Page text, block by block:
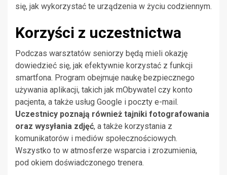
się, jak wykorzystać te urządzenia w życiu codziennym.
Korzyści z uczestnictwa
Podczas warsztatów seniorzy będą mieli okazję
dowiedzieć się, jak efektywnie korzystać z funkcji
smartfona. Program obejmuje naukę bezpiecznego
używania aplikacji, takich jak mObywatel czy konto
pacjenta, a także usług Google i poczty e-mail.
Uczestnicy poznają również tajniki fotografowania
oraz wysyłania zdjęć, a także korzystania z
komunikatorów i mediów społecznościowych.
Wszystko to w atmosferze wsparcia i zrozumienia,
pod okiem doświadczonego trenera.